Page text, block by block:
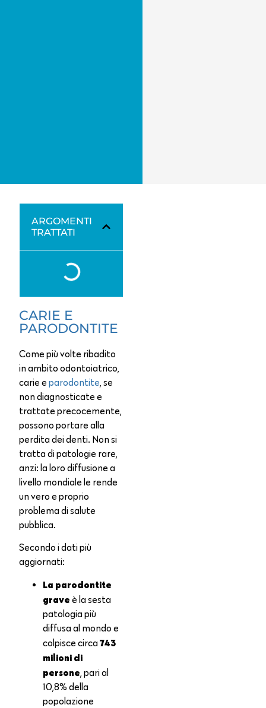
ARGOMENTI
TRATTATI
CARIE E
PARODONTITE
Come più volte ribadito
in ambito odontoiatrico,
carie e parodontite , se
non diagnosticate e
trattate precocemente,
possono portare alla
perdita dei denti. Non si
tratta di patologie rare,
anzi: la loro diffusione a
livello mondiale le rende
un vero e proprio
problema di salute
pubblica.
Secondo i dati più
aggiornati:
La parodontite
grave è la sesta
patologia più
diffusa al mondo e
colpisce circa 743
milioni di
persone, pari al
10,8% della
popolazione